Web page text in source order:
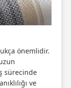
önemlidir.
sürecinde
ve